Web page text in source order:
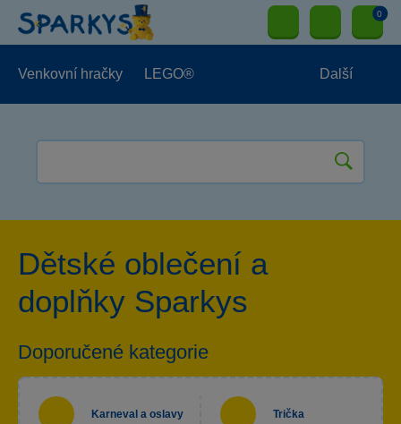
0
Venkovní hračky LEGO® Další
Dětské oblečení a
doplňky Sparkys
Doporučené kategorie
Karneval a oslavy Trička